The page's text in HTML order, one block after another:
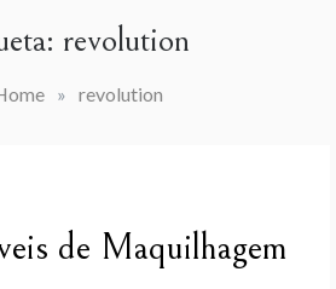
revolution
» revolution
de Maquilhagem